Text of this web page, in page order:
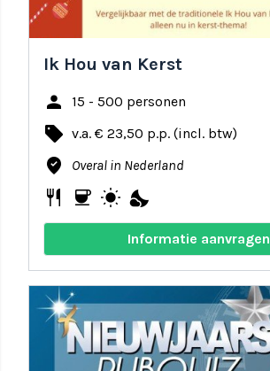
Ik Hou van Kerst
person 15 - 500 personen
local_offer v.a. € 23,50 p.p. (incl. btw)
where_to_vote Overal in Nederland
restaurant coffee wb_sunny nights_stay
Informatie aanvragen